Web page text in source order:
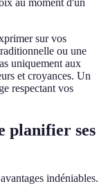
au moment d'un
sur vos
ou une
uniquement aux
et croyances. Un
respectant vos
planifier ses
indéniables.